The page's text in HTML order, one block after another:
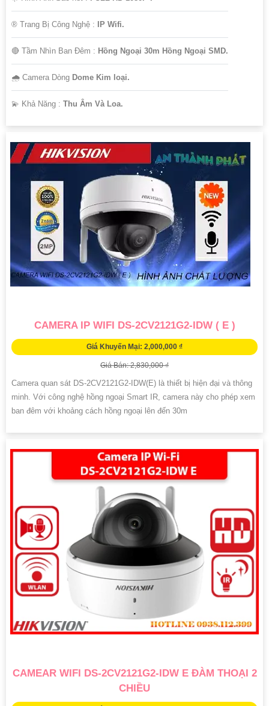
®️ Trang Bị Công Nghệ : IP Wifi.
🔴 Tầm Nhìn Ban Đêm : Hồng Ngoại 30m Hồng Ngoại SMD.
🌧️ Camera Dòng Dome Kim loại.
️💫 Khả Năng : Thu Âm Và Loa.
CAMERA IP WIFI DS-2CV2121G2-IDW ( E )
Giá Khuyến Mại: 2,000,000 ₫
Giá Bán: 2,830,000 ₫
Camera quan sát DS-2CV2121G2-IDW(E) là thiết bị hiện đại và thông
minh. Với công nghệ hồng ngoại Smart IR, camera này cho phép xem
ban đêm với khoảng cách hồng ngoại lên đến 30m
CAMEAR WIFI DS-2CV2121G2-IDW E ĐÀM THOẠI 2
CHIỀU